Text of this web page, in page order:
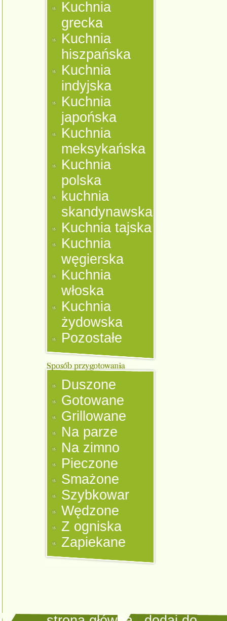
Kuchnia
grecka
Kuchnia
hiszpańska
Kuchnia
indyjska
Kuchnia
japońska
Kuchnia
meksykańska
Kuchnia
polska
kuchnia
skandynawska
Kuchnia tajska
Kuchnia
węgierska
Kuchnia
włoska
Kuchnia
żydowska
Pozostałe
Duszone
Gotowane
Grillowane
Na parze
Na zimno
Pieczone
Smażone
Szybkowar
Wędzone
Z ogniska
Zapiekane